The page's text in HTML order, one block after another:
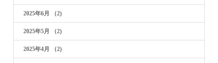
2025年6月 （2)
2025年5月 （2)
2025年4月 （2)